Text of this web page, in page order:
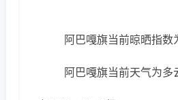
阿巴嘎旗当前晾晒指数
阿巴嘎旗当前天气为